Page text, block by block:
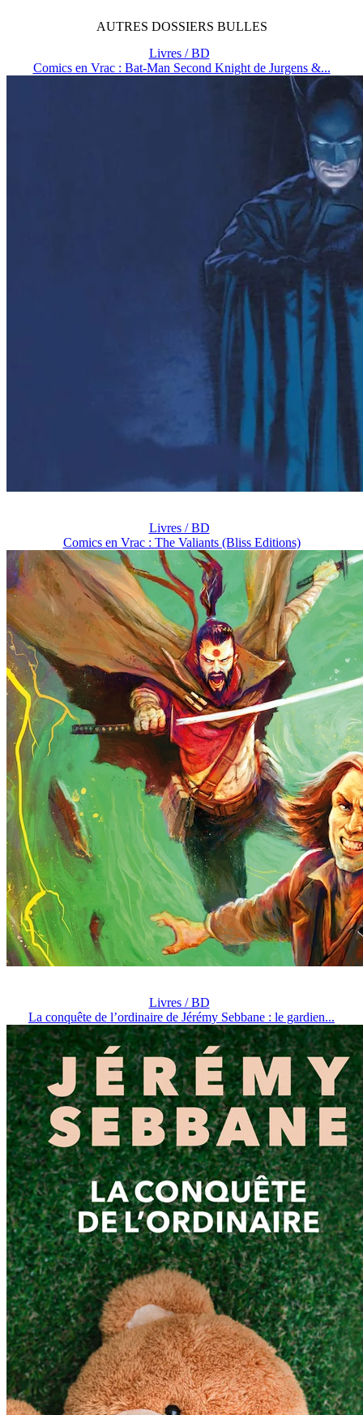
AUTRES DOSSIERS BULLES
Livres / BD
Comics en Vrac : Bat-Man Second Knight de Jurgens &...
Livres / BD
Comics en Vrac : The Valiants (Bliss Editions)
Livres / BD
La conquête de l’ordinaire de Jérémy Sebbane : le gardien...